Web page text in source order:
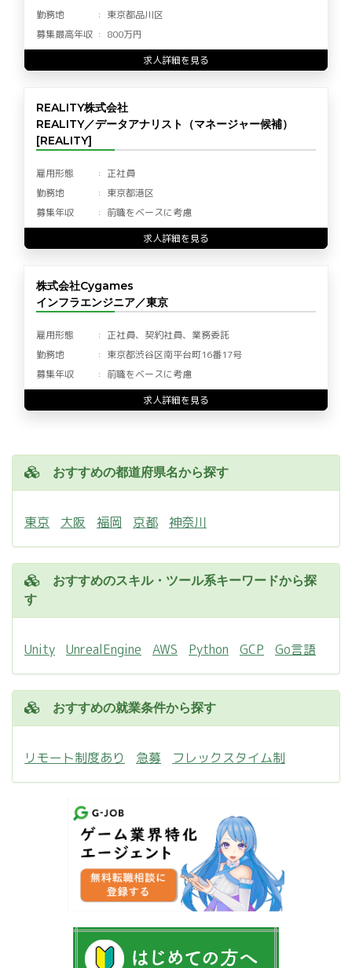
勤務地
東京都品川区
募集最高年収
800万円
求人詳細を見る
REALITY株式会社
REALITY／データアナリスト（マネージャー候補）
[REALITY]
雇用形態
正社員
勤務地
東京都港区
募集年収
前職をベースに考慮
求人詳細を見る
株式会社Cygames
インフラエンジニア／東京
雇用形態
正社員、契約社員、業務委託
勤務地
東京都渋谷区南平台町16番17号
募集年収
前職をベースに考慮
求人詳細を見る
おすすめの都道府県名から探す
東京 大阪 福岡 京都 神奈川
おすすめのスキル・ツール系キーワードから探
す
Unity UnrealEngine AWS Python GCP Go言語
おすすめの就業条件から探す
リモート制度あり 急募 フレックスタイム制